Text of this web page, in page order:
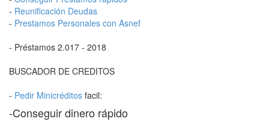
- Reunificación Deudas
- Prestamos Personales con Asnef
- Préstamos 2.017 - 2018
BUSCADOR DE CREDITOS
- Pedir Minicréditos facil:
-Conseguir dinero rápido